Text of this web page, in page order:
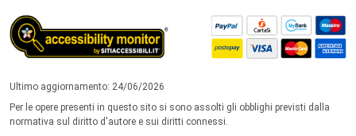
Ultimo aggiornamento: 24/06/2026
Per le opere presenti in questo sito si sono assolti gli obblighi previsti dalla
normativa sul diritto d'autore e sui diritti connessi.